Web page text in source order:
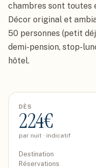
chambres sont toutes
Décor original et
50 personnes (petit
demi-pension, stop-
hôtel.
DÈS
224€
par nuit · indicatif
Destination
Réservations